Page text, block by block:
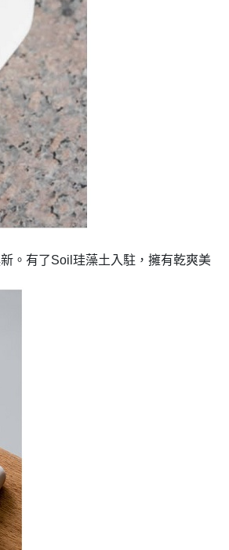
。有了Soil珪藻土入駐，擁有乾爽美